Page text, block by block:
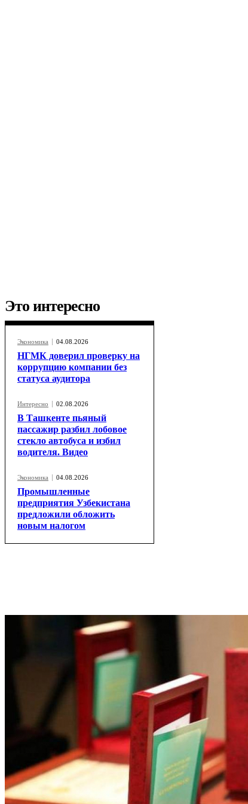
Это интересно
Экономика 04.08.2026
НГМК доверил проверку на
коррупцию компании без
статуса аудитора
Интересно 02.08.2026
В Ташкенте пьяный
пассажир разбил лобовое
стекло автобуса и избил
водителя. Видео
Экономика 04.08.2026
Промышленные
предприятия Узбекистана
предложили обложить
новым налогом